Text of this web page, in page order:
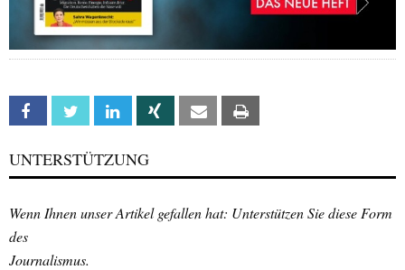
Facebook Twitter Linkedin Xing Email
UNTERSTÜTZUNG
Wenn Ihnen unser Artikel gefallen hat: Unterstützen Sie diese Form
des
Journalismus.